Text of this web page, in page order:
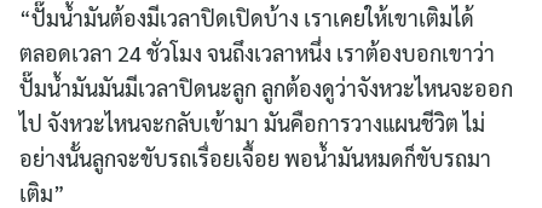
“ปั๊มน้ำมันต้องมีเวลาปิดเปิดบ้าง เราเคยให้เขาเติมได้
ตลอดเวลา 24 ชั่วโมง จนถึงเวลาหนึ่ง เราต้องบอกเขาว่า
ปั๊มน้ำมันมันมีเวลาปิดนะลูก ลูกต้องดูว่าจังหวะไหนจะออก
ไป จังหวะไหนจะกลับเข้ามา มันคือการวางแผนชีวิต ไม่
อย่างนั้นลูกจะขับรถเรื่อยเจื้อย พอน้ำมันหมดก็ขับรถมา
เติม”